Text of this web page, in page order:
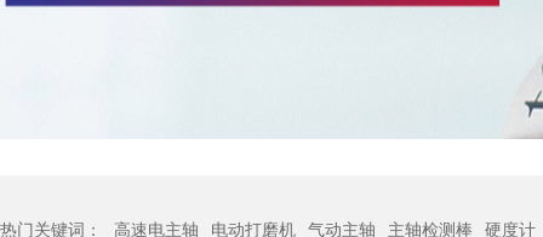
热门关键词： 高速电主轴 电动打磨机 气动主轴 主轴检测棒 硬度计